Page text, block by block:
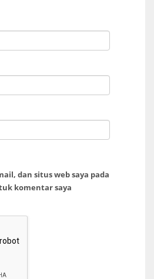
dan situs web saya pada
komentar saya